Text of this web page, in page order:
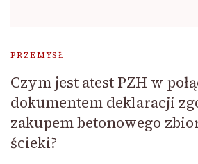
PRZEMYSŁ
Czym jest atest PZH w
dokumentem deklaracji
zakupem betonowego
ścieki?